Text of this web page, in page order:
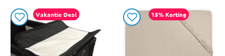
Vakantie Deal 15% Korting